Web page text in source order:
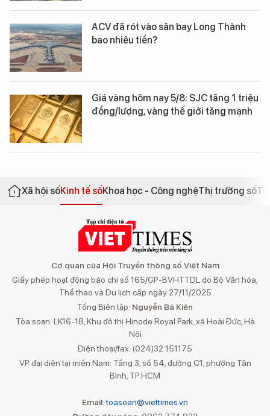
ACV đã rót vào sân bay Long Thành
bao nhiêu tiền?
Giá vàng hôm nay 5/8: SJC tăng 1 triệu
đồng/lượng, vàng thế giới tăng mạnh
Xã hội sốKinh tế sốKhoa học - Công nghệThị trường số
Cơ quan của Hội Truyền thông số Việt Nam
Giấy phép hoạt động báo chí số 165/GP-BVHTTDL do Bộ Văn hóa,
Thể thao và Du lịch cấp ngày 27/11/2025
Tổng Biên tập: Nguyễn Bá Kiên
Tòa soạn: LK16-18, Khu đô thị Hinode Royal Park, xã Hoài Đức, Hà
Nội
Điện thoại/fax: (024)32 151175
VP đại diện tại miền Nam: Tầng 3, số 54, đường C1, phường Tân
Bình, TP.HCM
Email:toasoan@viettimes.vn